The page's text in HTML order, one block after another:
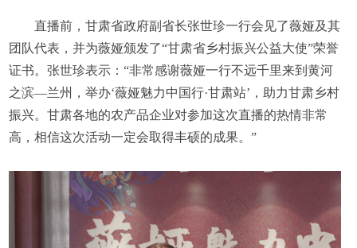
直播前，甘肃省政府副省长张世珍一行会见了薇娅及其
团队代表，并为薇娅颁发了“甘肃省乡村振兴公益大使”荣誉
证书。张世珍表示：“非常感谢薇娅一行不远千里来到黄河
之滨—兰州，举办‘薇娅魅力中国行·甘肃站’，助力甘肃乡村
振兴。甘肃各地的农产品企业对参加这次直播的热情非常
高，相信这次活动一定会取得丰硕的成果。”